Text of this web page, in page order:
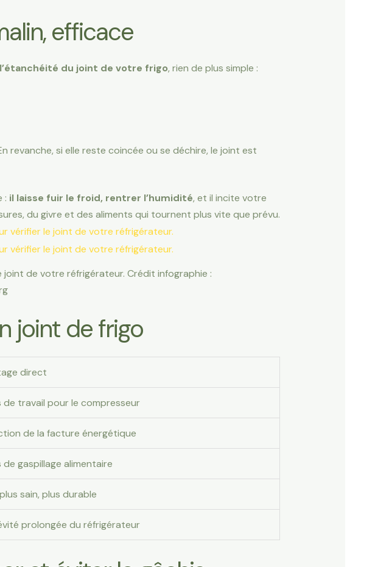
efficace
du joint de votre frigo, rien de plus simple :
revanche, si elle reste coincée ou se déchire, le joint est
: il laisse fuir le froid, rentrer l’humidité, et il incite votre
du givre et des aliments qui tournent plus vite que prévu.
joint de votre réfrigérateur. Crédit infographie :
joint de frigo
direct
de travail pour le compresseur
de la facture énergétique
de gaspillage alimentaire
sain, plus durable
prolongée du réfrigérateur